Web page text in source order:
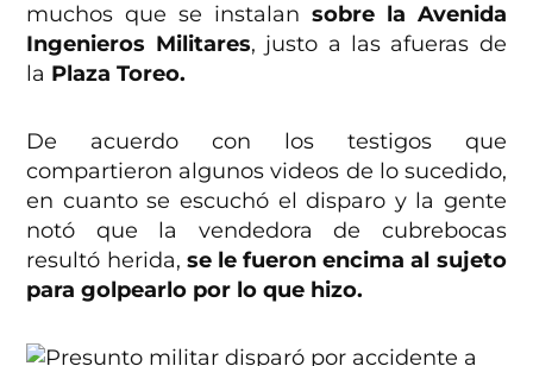
muchos que se instalan sobre la Avenida
Ingenieros Militares, justo a las afueras de
la Plaza Toreo.
De acuerdo con los testigos que
compartieron algunos videos de lo sucedido,
en cuanto se escuchó el disparo y la gente
notó que la vendedora de cubrebocas
resultó herida, se le fueron encima al sujeto
para golpearlo por lo que hizo.